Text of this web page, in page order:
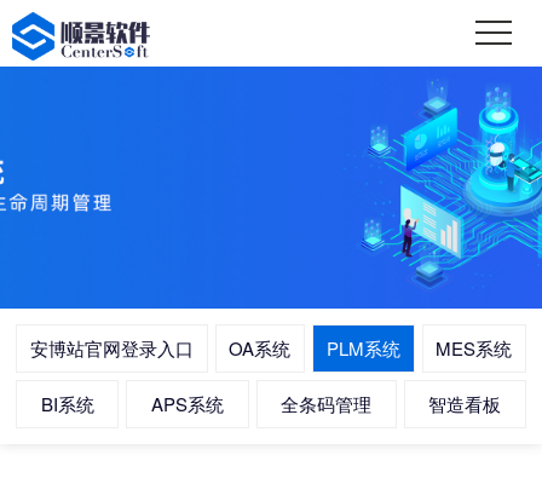
安博站官网登录入口 OA系统 PLM系统 MES系统
BI系统 APS系统 全条码管理 智造看板